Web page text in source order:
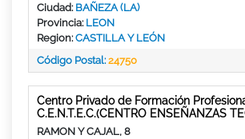
Ciudad: BAÑEZA (LA)
Provincia: LEON
Region:CASTILLA Y LEÓN
Código Postal:24750
Centro Privado de Formación
C.E.N.T.E.C.(CENTRO ENSEÑANZAS
RAMON Y CAJAL, 8